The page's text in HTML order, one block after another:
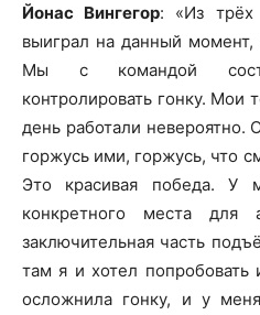
Йонас Вингегор: «Из трёх
выиграл на данный момент,
Мы с командой
контролировать гонку. Мои
день работали невероятно.
горжусь ими, горжусь, что
Это красивая победа. У
конкретного места
заключительная часть
там я и хотел
осложнила гонку, и у